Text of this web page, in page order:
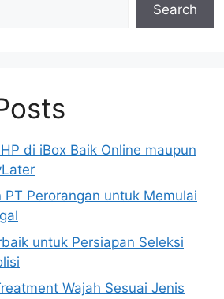
Search
di iBox Baik Online maupun
Perorangan untuk Memulai
untuk Persiapan Seleksi
Wajah Sesuai Jenis